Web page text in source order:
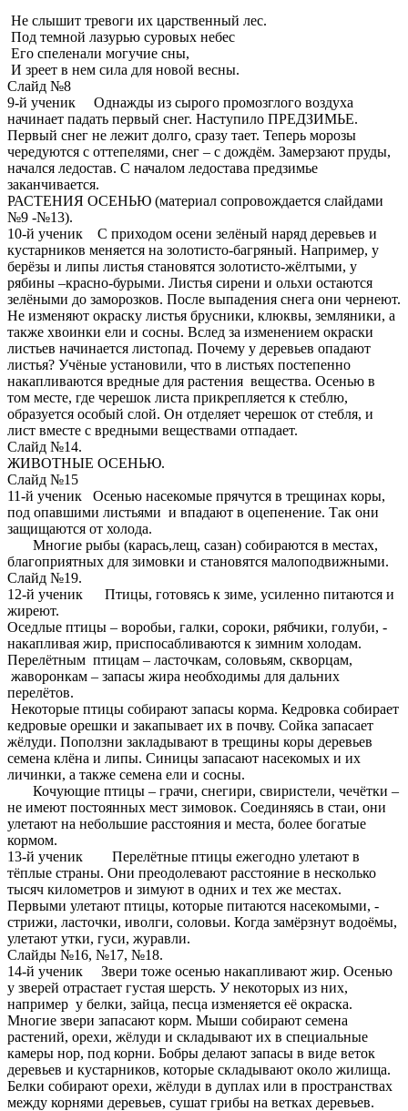
Не слышит тревоги их царственный лес.
Под темной лазурью суровых небес
Его спеленали могучие сны,
И зреет в нем сила для новой весны.
Слайд №8
9-й ученик Однажды из сырого промозглого воздуха
начинает падать первый снег. Наступило ПРЕДЗИМЬЕ.
Первый снег не лежит долго, сразу тает. Теперь морозы
чередуются с оттепелями, снег – с дождём. Замерзают пруды,
начался ледостав. С началом ледостава предзимье
заканчивается.
РАСТЕНИЯ ОСЕНЬЮ (материал сопровождается слайдами
№9 -№13).
10-й ученик С приходом осени зелёный наряд деревьев и
кустарников меняется на золотисто-багряный. Например, у
берёзы и липы листья становятся золотисто-жёлтыми, у
рябины –красно-бурыми. Листья сирени и ольхи остаются
зелёными до заморозков. После выпадения снега они чернеют.
Не изменяют окраску листья брусники, клюквы, земляники, а
также хвоинки ели и сосны. Вслед за изменением окраски
листьев начинается листопад. Почему у деревьев опадают
листья? Учёные установили, что в листьях постепенно
накапливаются вредные для растения вещества. Осенью в
том месте, где черешок листа прикрепляется к стеблю,
образуется особый слой. Он отделяет черешок от стебля, и
лист вместе с вредными веществами отпадает.
Слайд №14.
ЖИВОТНЫЕ ОСЕНЬЮ.
Слайд №15
11-й ученик Осенью насекомые прячутся в трещинах коры,
под опавшими листьями и впадают в оцепенение. Так они
защищаются от холода.
Многие рыбы (карась,лещ, сазан) собираются в местах,
благоприятных для зимовки и становятся малоподвижными.
Слайд №19.
12-й ученик Птицы, готовясь к зиме, усиленно питаются и
жиреют.
Оседлые птицы – воробьи, галки, сороки, рябчики, голуби, -
накапливая жир, приспосабливаются к зимним холодам.
Перелётным птицам – ласточкам, соловьям, скворцам,
жаворонкам – запасы жира необходимы для дальних
перелётов.
Некоторые птицы собирают запасы корма. Кедровка собирает
кедровые орешки и закапывает их в почву. Сойка запасает
жёлуди. Поползни закладывают в трещины коры деревьев
семена клёна и липы. Синицы запасают насекомых и их
личинки, а также семена ели и сосны.
Кочующие птицы – грачи, снегири, свиристели, чечётки –
не имеют постоянных мест зимовок. Соединяясь в стаи, они
улетают на небольшие расстояния и места, более богатые
кормом.
13-й ученик Перелётные птицы ежегодно улетают в
тёплые страны. Они преодолевают расстояние в несколько
тысяч километров и зимуют в одних и тех же местах.
Первыми улетают птицы, которые питаются насекомыми, -
стрижи, ласточки, иволги, соловьи. Когда замёрзнут водоёмы,
улетают утки, гуси, журавли.
Слайды №16, №17, №18.
14-й ученик Звери тоже осенью накапливают жир. Осенью
у зверей отрастает густая шерсть. У некоторых из них,
например у белки, зайца, песца изменяется её окраска.
Многие звери запасают корм. Мыши собирают семена
растений, орехи, жёлуди и складывают их в специальные
камеры нор, под корни. Бобры делают запасы в виде веток
деревьев и кустарников, которые складывают около жилища.
Белки собирают орехи, жёлуди в дуплах или в пространствах
между корнями деревьев, сушат грибы на ветках деревьев.